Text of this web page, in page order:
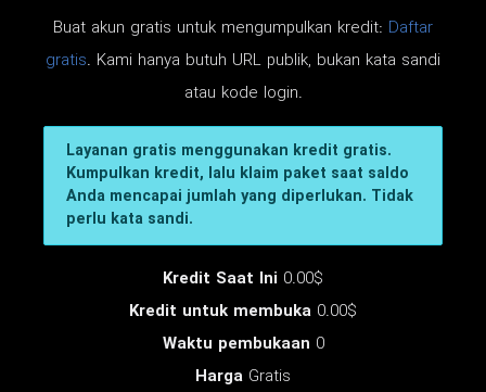
Buat akun gratis untuk mengumpulkan kredit: Daftar
gratis. Kami hanya butuh URL publik, bukan kata sandi
atau kode login.
Layanan gratis menggunakan kredit gratis.
Kumpulkan kredit, lalu klaim paket saat saldo
Anda mencapai jumlah yang diperlukan. Tidak
perlu kata sandi.
Kredit Saat Ini 0.00$
Kredit untuk membuka 0.00$
Waktu pembukaan 0
Harga Gratis